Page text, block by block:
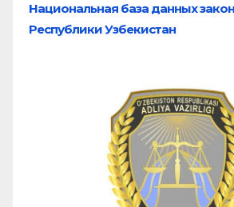
Национальная база данных
Республики Узбекистан